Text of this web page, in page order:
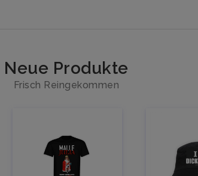
Neue Produkte
Frisch Reingekommen